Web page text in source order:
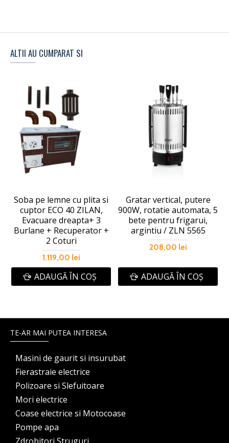
ALTII AU CUMPARAT SI
Soba pe lemne cu plita si
cuptor ECO 40 ZILAN,
Evacuare dreapta+ 3
Burlane + Recuperator +
2 Coturi
1.119,00 lei
ADAUGĂ ÎN COŞ
Gratar vertical, putere
900W, rotatie automata, 5
bete pentru frigarui,
argintiu / ZLN 5565
208,00 lei
ADAUGĂ ÎN COŞ
TE-AR MAI PUTEA INTERESA
Masini de gaurit si insurubat
Fierastraie electrice
Polizoare si Slefuitoare
Mori electrice
Coase electrice si Motocoase
Pompe apa